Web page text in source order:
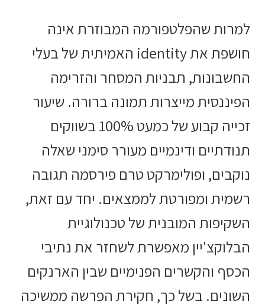
למרות שהפלטפורמה המבוזרת אינה
חושפת את identity האמיתית של בעלי
החשבונות, תבניות המסחר והזרימה
הפיננסית מייצרות תמונה ברורה. שיעור
זכייה קבוע של כמעט 100% בשווקים
תנודתיים ודינמיים מעורר סימני שאלה
נוקבים, ופולימרקט טרם פירסמה תגובה
רשמית ומפורטת לממצאים. יחד עם זאת,
השקיפות המובנית של טכנולוגיית
הבלוקצ'יין מאפשרת לשחזר את נתיבי
הכסף והקשרים הפנימיים שבין הארנקים
השונים. בשל כך, חקירת הפרשה ממשיכה